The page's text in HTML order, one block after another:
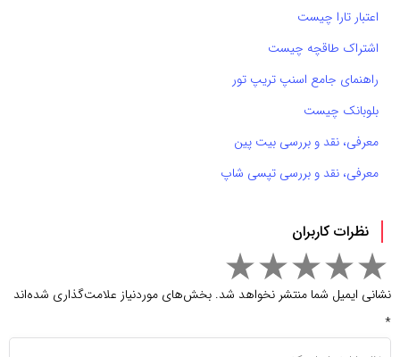
اعتبار تارا چیست
اشتراک طاقچه چیست
راهنمای جامع اسنپ تریپ تور
بلوبانک چیست
معرفی، نقد و بررسی بیت پین
معرفی، نقد و بررسی تپسی شاپ
نظرات کاربران
نشانی ایمیل شما منتشر نخواهد شد. بخش‌های موردنیاز علامت‌گذاری شده‌اند
*